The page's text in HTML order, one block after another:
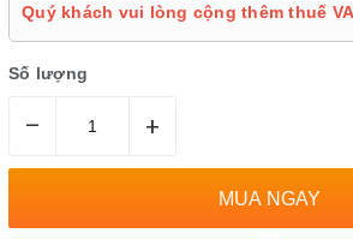
Quý khách vui lòng cộng thêm thuế
Số lượng
– +
MUA NGAY